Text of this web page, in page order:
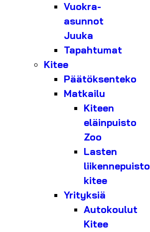
Vuokra-
asunnot
Juuka
Tapahtumat
Kitee
Päätöksenteko
Matkailu
Kiteen
eläinpuisto
Zoo
Lasten
liikennepuisto
kitee
Yrityksiä
Autokoulut
Kitee